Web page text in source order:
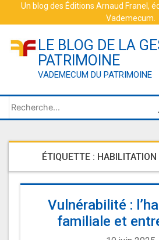
Un blog des Éditions Arnaud Franel ,
Vademecum
LE BLOG DE LA
PATRIMOINE
VADEMECUM DU PATRIMOINE
Rechercher
ÉTIQUETTE :
Vulnérabilité :
familiale et